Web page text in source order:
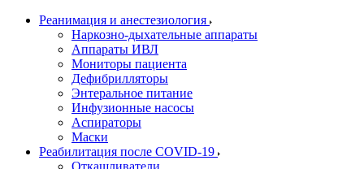
Реанимация и анестезиология
Наркозно-дыхательные аппараты
Аппараты ИВЛ
Мониторы пациента
Дефибрилляторы
Энтеральное питание
Инфузионные насосы
Аспираторы
Маски
Реабилитация после COVID-19
Откашливатели